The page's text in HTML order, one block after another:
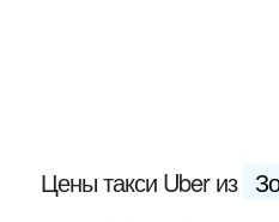
Цены такси Uber из